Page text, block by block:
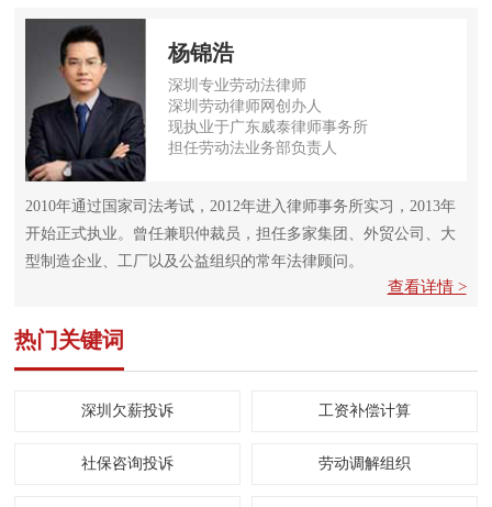
杨锦浩
深圳专业劳动法律师
深圳劳动律师网创办人
现执业于广东威泰律师事务所
担任劳动法业务部负责人
2010年通过国家司法考试，2012年进入律师事务所实习，2013年
开始正式执业。曾任兼职仲裁员，担任多家集团、外贸公司、大
型制造企业、工厂以及公益组织的常年法律顾问。
查看详情 >
热门关键词
深圳欠薪投诉 工资补偿计算
社保咨询投诉 劳动调解组织